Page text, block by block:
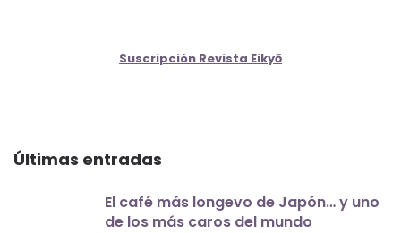
Suscripción Revista Eikyō
Últimas entradas
El café más longevo de Japón… y uno
de los más caros del mundo